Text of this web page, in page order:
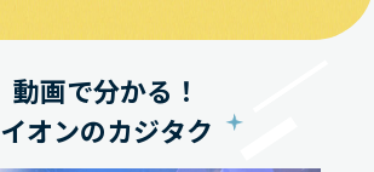
動画で分かる！
イオンのカジタク